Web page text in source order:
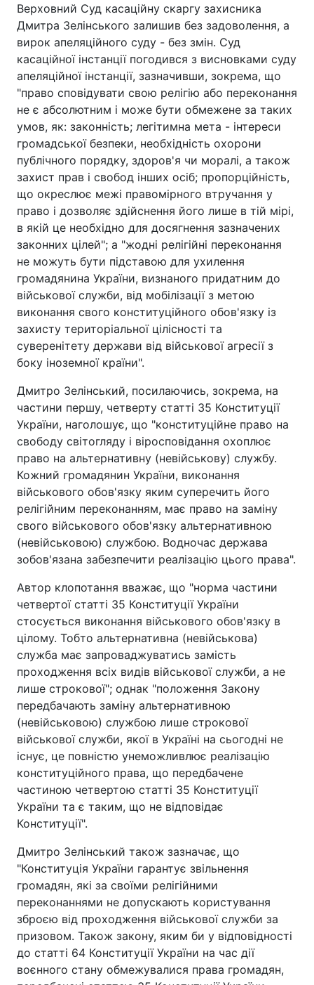
Верховний Суд касаційну скаргу захисника
Дмитра Зелінського залишив без задоволення, а
вирок апеляційного суду - без змін. Суд
касаційної інстанції погодився з висновками суду
апеляційної інстанції, зазначивши, зокрема, що
"право сповідувати свою релігію або переконання
не є абсолютним і може бути обмежене за таких
умов, як: законність; легітимна мета - інтереси
громадської безпеки, необхідність охорони
публічного порядку, здоров'я чи моралі, а також
захист прав і свобод інших осіб; пропорційність,
що окреслює межі правомірного втручання у
право і дозволяє здійснення його лише в тій мірі,
в якій це необхідно для досягнення зазначених
законних цілей"; а "жодні релігійні переконання
не можуть бути підставою для ухилення
громадянина України, визнаного придатним до
військової служби, від мобілізації з метою
виконання свого конституційного обов'язку із
захисту територіальної цілісності та
суверенітету держави від військової агресії з
боку іноземної країни".
Дмитро Зелінський, посилаючись, зокрема, на
частини першу, четверту статті 35 Конституції
України, наголошує, що "конституційне право на
свободу світогляду і віросповідання охоплює
право на альтернативну (невійськову) службу.
Кожний громадянин України, виконання
військового обов'язку яким суперечить його
релігійним переконанням, має право на заміну
свого військового обов'язку альтернативною
(невійськовою) службою. Водночас держава
зобов'язана забезпечити реалізацію цього права".
Автор клопотання вважає, що "норма частини
четвертої статті 35 Конституції України
стосується виконання військового обов'язку в
цілому. Тобто альтернативна (невійськова)
служба має запроваджуватись замість
проходження всіх видів військової служби, а не
лише строкової"; однак "положення Закону
передбачають заміну альтернативною
(невійськовою) службою лише строкової
військової служби, якої в Україні на сьогодні не
існує, це повністю унеможливлює реалізацію
конституційного права, що передбачене
частиною четвертою статті 35 Конституції
України та є таким, що не відповідає
Конституції".
Дмитро Зелінський також зазначає, що
"Конституція України гарантує звільнення
громадян, які за своїми релігійними
переконаннями не допускають користування
зброєю від проходження військової служби за
призовом. Також закону, яким би у відповідності
до статті 64 Конституції України на час дії
воєнного стану обмежувалися права громадян,